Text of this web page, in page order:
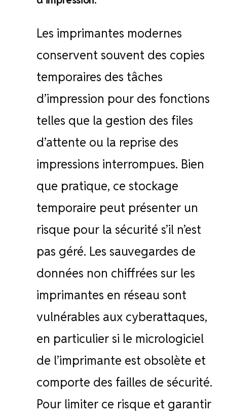
Les imprimantes modernes
conservent souvent des copies
temporaires des tâches
d’impression pour des fonctions
telles que la gestion des files
d’attente ou la reprise des
impressions interrompues. Bien
que pratique, ce stockage
temporaire peut présenter un
risque pour la sécurité s’il n’est
pas géré. Les sauvegardes de
données non chiffrées sur les
imprimantes en réseau sont
vulnérables aux cyberattaques,
en particulier si le micrologiciel
de l’imprimante est obsolète et
comporte des failles de sécurité.
Pour limiter ce risque et garantir